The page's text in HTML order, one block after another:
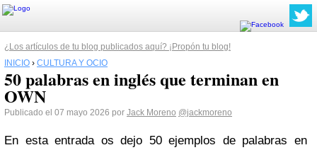
¿Los artículos de tu blog publicados aquí? ¡Propón tu blog!
INICIO › CULTURA Y OCIO
50 palabras en inglés que terminan en
OWN
Publicado el 07 mayo 2026 por Jack Moreno @jackmoreno
En esta entrada os dejo 50 ejemplos de palabras en